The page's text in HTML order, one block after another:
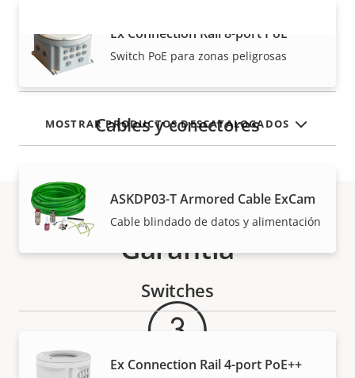
VISUALIZAR MÁS
Ex Connection Rail 8-port PoE
Switch PoE para zonas peligrosas
Cables y conectores
ASKDP03-T Armored Cable ExCam
Cable blindado de datos y alimentación
Switches
Ex Connection Rail 4-port PoE++
MOSTRAR PRODUCTOS DESCATALOGADOS
Garantía